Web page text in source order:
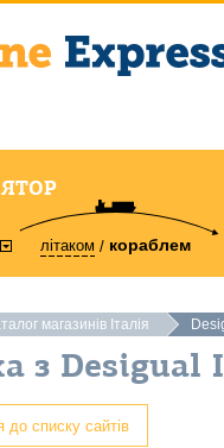
літаком кораблем
магазинів Італія
з Desigual
до списку сайтів